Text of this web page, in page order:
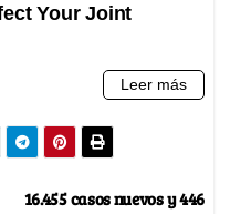
16.455 casos nuevos y 446